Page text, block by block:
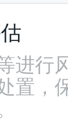
进行
置，